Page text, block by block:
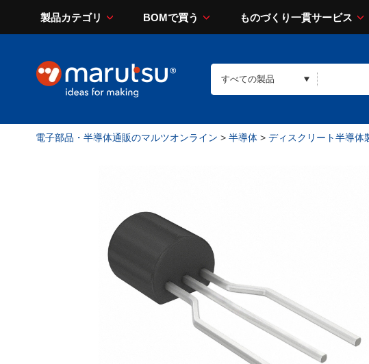
製品カテゴリ BOMで買う ものづくり一貫サービス
電子部品・半導体通販のマルツオンライン > 半導体 > ディスクリート半導体